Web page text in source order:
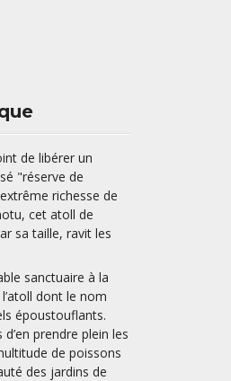
de libérer un
"réserve de
richesse de
cet atoll de
sa taille, ravit les
sanctuaire à la
dont le nom
époustouflants.
prendre plein les
de poissons
des jardins de